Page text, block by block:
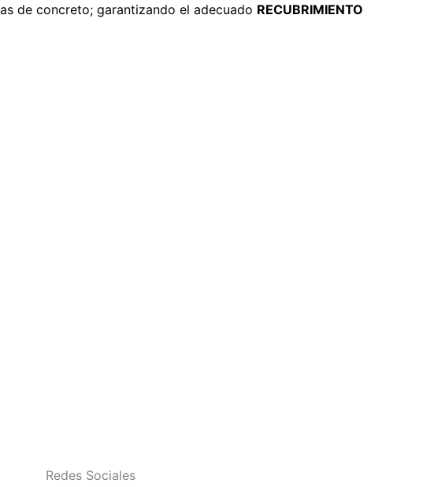
de concreto; garantizando el adecuado RECUBRIMIENTO
Redes Sociales